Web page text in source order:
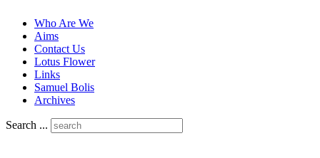
Who Are We
Aims
Contact Us
Lotus Flower
Links
Samuel Bolis
Archives
Search ...